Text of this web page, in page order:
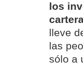
los
lleve
las
sólo a